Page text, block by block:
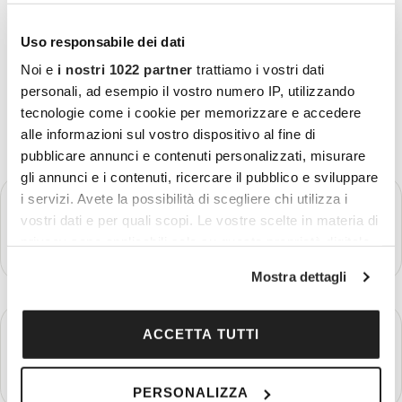
Uso responsabile dei dati
Noi e i nostri 1022 partner trattiamo i vostri dati
personali, ad esempio il vostro numero IP, utilizzando
tecnologie come i cookie per memorizzare e accedere
alle informazioni sul vostro dispositivo al fine di
pubblicare annunci e contenuti personalizzati, misurare
gli annunci e i contenuti, ricercare il pubblico e sviluppare
i servizi. Avete la possibilità di scegliere chi utilizza i
vostri dati e per quali scopi. Le vostre scelte in materia di
modificare o revocare il proprio consenso in qualsiasi
momento dalla Dichiarazione sui cookie o facendo clic
sull'icona di attivazione della privacy.
Con il tuo consenso, vorremmo anche:
raccogliere informazioni sulla tua posizione
Mostra dettagli
ACCETTA TUTTI
PERSONALIZZA
GIORNO 1
Partenza - Bled - Lubiana
Più dettagli
Lubiana - Maribor - Zagabria